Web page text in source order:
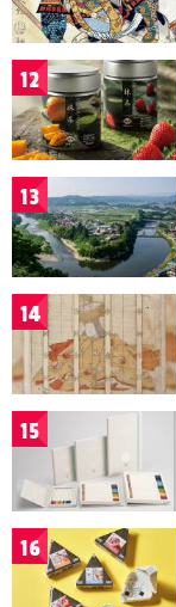
12
13
14
15
16